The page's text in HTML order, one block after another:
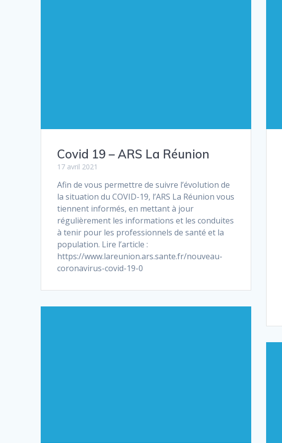
Covid 19 – ARS La Réunion
17 avril 2021
Afin de vous permettre de suivre l’évolution de
la situation du COVID-19, l’ARS La Réunion vous
tiennent informés, en mettant à jour
régulièrement les informations et les conduites
à tenir pour les professionnels de santé et la
population. Lire l’article :
https://www.lareunion.ars.sante.fr/nouveau-
coronavirus-covid-19-0